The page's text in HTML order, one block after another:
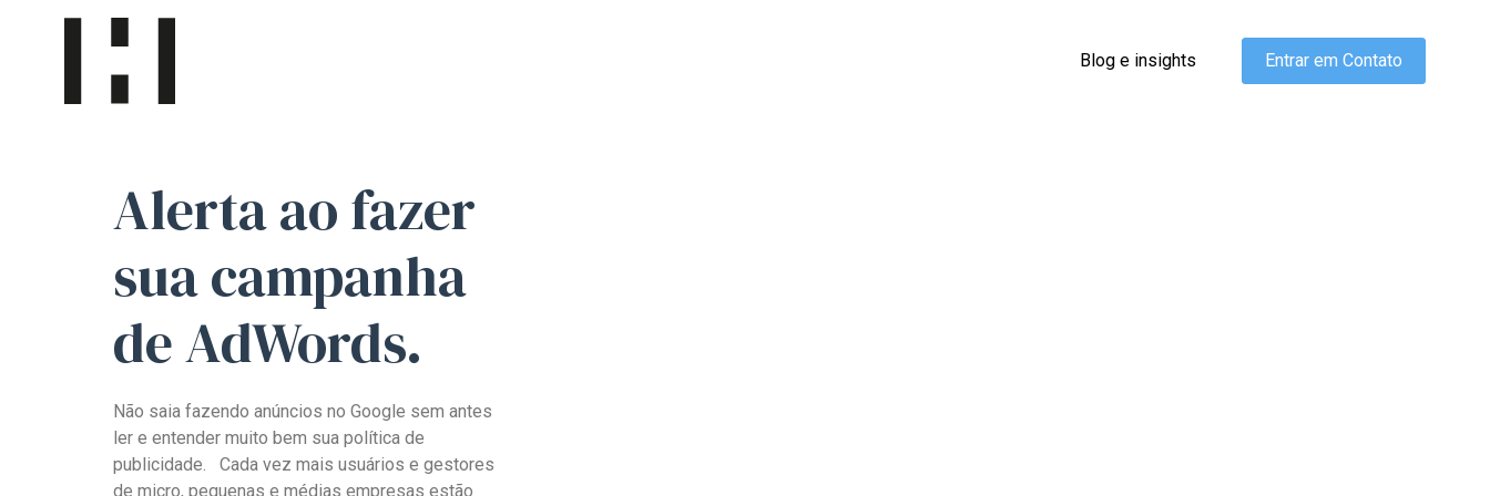
Blog e insights Entrar em Contato
Alertaao fazer
suacampanha
de AdWords.
Não saia fazendo anúncios no Google sem antes
ler e entender muito bem sua política de
publicidade. Cada vez mais usuários e gestores
de micro, pequenas e médias empresas estão